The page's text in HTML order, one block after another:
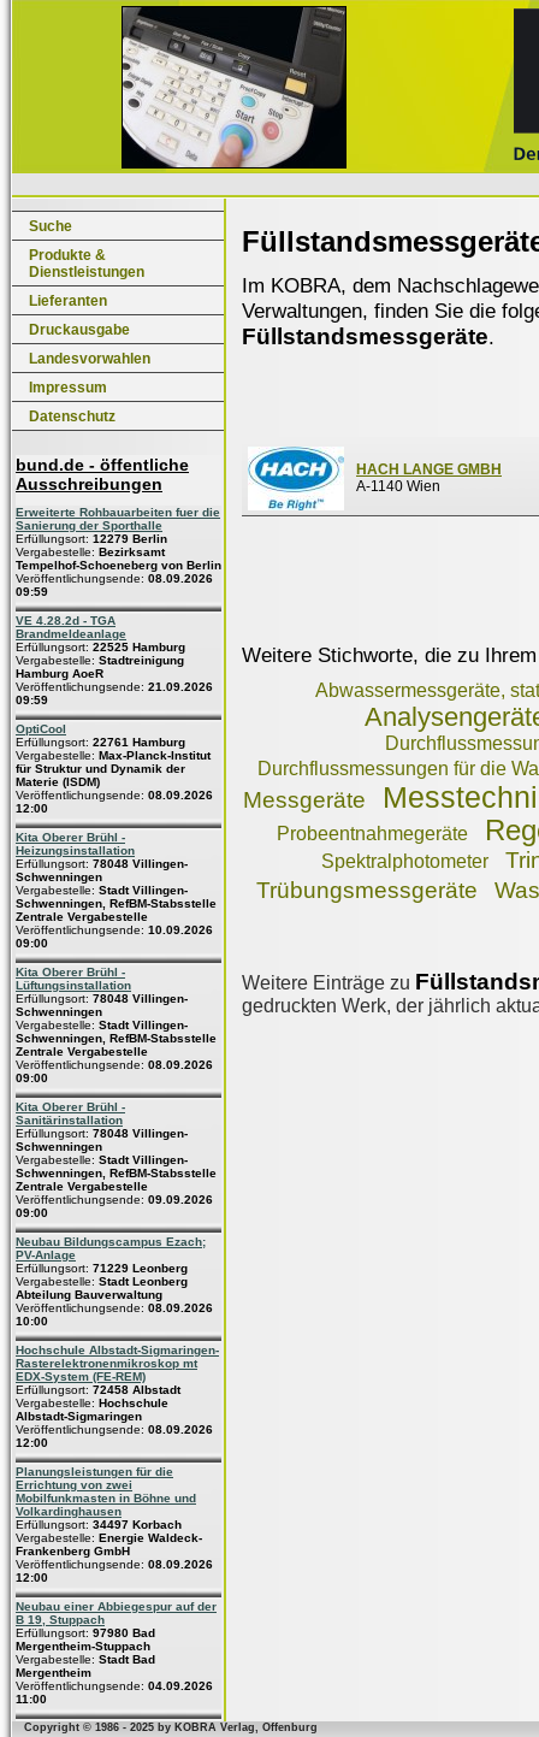
Suche
Produkte &
Dienstleistungen
Lieferanten
Druckausgabe
Landesvorwahlen
Impressum
Datenschutz
bund.de - öffentliche
Ausschreibungen
Erweiterte Rohbauarbeiten fuer die
Sanierung der Sporthalle
Erfüllungsort: 12279 Berlin
Vergabestelle: Bezirksamt
Tempelhof-Schoeneberg von Berlin
Veröffentlichungsende: 08.09.2026
09:59
VE 4.28.2d - TGA
Brandmeldeanlage
Erfüllungsort: 22525 Hamburg
Vergabestelle: Stadtreinigung
Hamburg AoeR
Veröffentlichungsende: 21.09.2026
09:59
OptiCool
Erfüllungsort: 22761 Hamburg
Vergabestelle: Max-Planck-Institut
für Struktur und Dynamik der
Materie (ISDM)
Veröffentlichungsende: 08.09.2026
12:00
Kita Oberer Brühl -
Heizungsinstallation
Erfüllungsort: 78048 Villingen-
Schwenningen
Vergabestelle: Stadt Villingen-
Schwenningen, RefBM-Stabsstelle
Zentrale Vergabestelle
Veröffentlichungsende: 10.09.2026
09:00
Kita Oberer Brühl -
Lüftungsinstallation
Erfüllungsort: 78048 Villingen-
Schwenningen
Vergabestelle: Stadt Villingen-
Schwenningen, RefBM-Stabsstelle
Zentrale Vergabestelle
Veröffentlichungsende: 08.09.2026
09:00
Kita Oberer Brühl -
Sanitärinstallation
Erfüllungsort: 78048 Villingen-
Schwenningen
Vergabestelle: Stadt Villingen-
Schwenningen, RefBM-Stabsstelle
Zentrale Vergabestelle
Veröffentlichungsende: 09.09.2026
09:00
Neubau Bildungscampus Ezach;
PV-Anlage
Erfüllungsort: 71229 Leonberg
Vergabestelle: Stadt Leonberg
Abteilung Bauverwaltung
Veröffentlichungsende: 08.09.2026
10:00
Hochschule Albstadt-Sigmaringen-
Rasterelektronenmikroskop mt
EDX-System (FE-REM)
Erfüllungsort: 72458 Albstadt
Vergabestelle: Hochschule
Albstadt-Sigmaringen
Veröffentlichungsende: 08.09.2026
12:00
Planungsleistungen für die
Errichtung von zwei
Mobilfunkmasten in Böhne und
Volkardinghausen
Erfüllungsort: 34497 Korbach
Vergabestelle: Energie Waldeck-
Frankenberg GmbH
Veröffentlichungsende: 08.09.2026
12:00
Neubau einer Abbiegespur auf der
B 19, Stuppach
Erfüllungsort: 97980 Bad
Mergentheim-Stuppach
Vergabestelle: Stadt Bad
Mergentheim
Veröffentlichungsende: 04.09.2026
11:00
Im KOBRA, dem
Verwaltungen, finden Sie die
Füllstandsmessgeräte.
HACH LANGE GMBH
A-1140 Wien
Weitere Stichworte, die zu
Abwassermessgeräte,
Durchflussmessungen für die
Messgeräte
Probeentnahmegeräte
Spektralphotometer
Trübungsmessgeräte
Weitere Einträge zu
gedruckten Werk, der jährlich
Copyright © 1986 - 2025 by KOBRA Verlag, Offenburg